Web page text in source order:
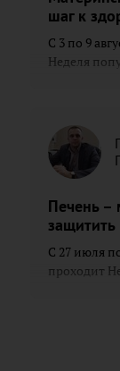
шаг к
С 3 по 9
Неделя
Печень –
защитить
С 27 июля
проходит